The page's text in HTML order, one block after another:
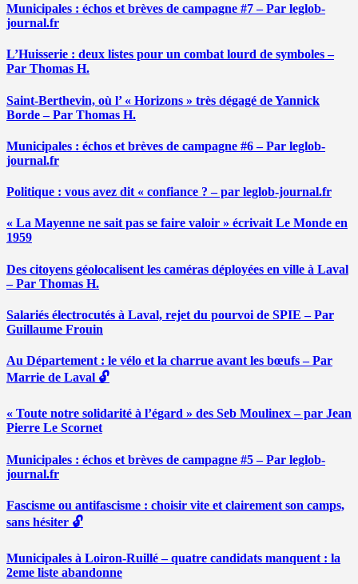
Municipales : échos et brèves de campagne #7 – Par leglob-
journal.fr
L’Huisserie : deux listes pour un combat lourd de symboles –
Par Thomas H.
Saint-Berthevin, où l’ « Horizons » très dégagé de Yannick
Borde – Par Thomas H.
Municipales : échos et brèves de campagne #6 – Par leglob-
journal.fr
Politique : vous avez dit « confiance ? – par leglob-journal.fr
« La Mayenne ne sait pas se faire valoir » écrivait Le Monde en
1959
Des citoyens géolocalisent les caméras déployées en ville à Laval
– Par Thomas H.
Salariés électrocutés à Laval, rejet du pourvoi de SPIE – Par
Guillaume Frouin
Au Département : le vélo et la charrue avant les bœufs – Par
Marrie de Laval 🔓
« Toute notre solidarité à l’égard » des Seb Moulinex – par Jean
Pierre Le Scornet
Municipales : échos et brèves de campagne #5 – Par leglob-
journal.fr
Fascisme ou antifascisme : choisir vite et clairement son camps,
sans hésiter 🔓
Municipales à Loiron-Ruillé – quatre candidats manquent : la
2eme liste abandonne